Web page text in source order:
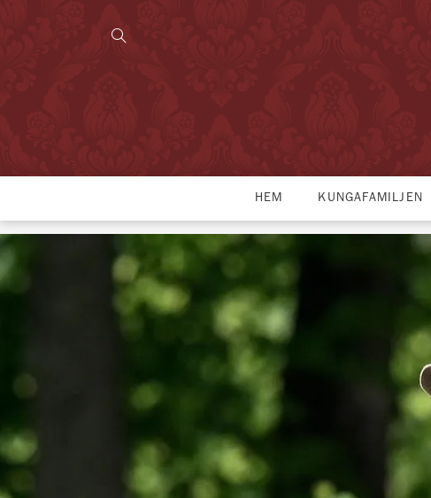
HEM KUNGAFAMILJEN